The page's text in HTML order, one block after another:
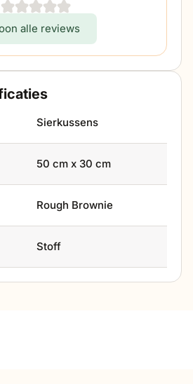
40 cm en 50 x 30 cm en zijn
met de overige collectie
alle reviews
Sierkussens
50 cm x 30 cm
Rough Brownie
Stoff